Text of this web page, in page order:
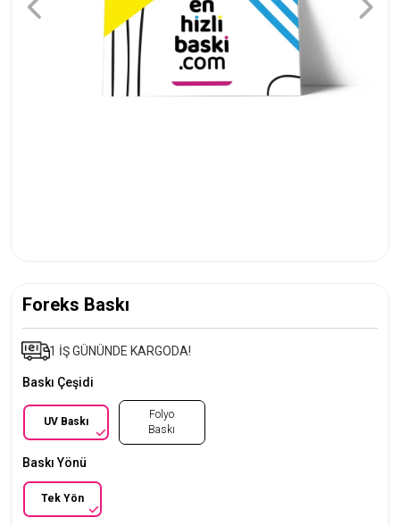
Foreks Baskı
1 İŞ GÜNÜNDE KARGODA!
Baskı Çeşidi
UV Baskı
Folyo
Baskı
Baskı Yönü
Tek Yön